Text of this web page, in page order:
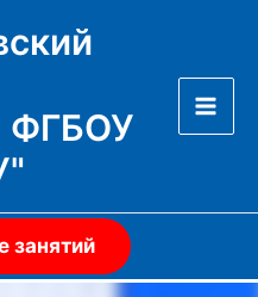
ФГБОУ
занятий